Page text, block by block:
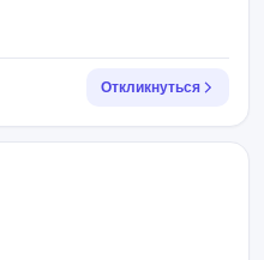
Откликнуться